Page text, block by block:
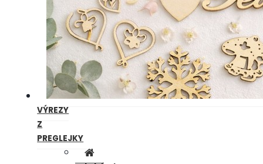
VÝREZY
Z
PREGLEJKY